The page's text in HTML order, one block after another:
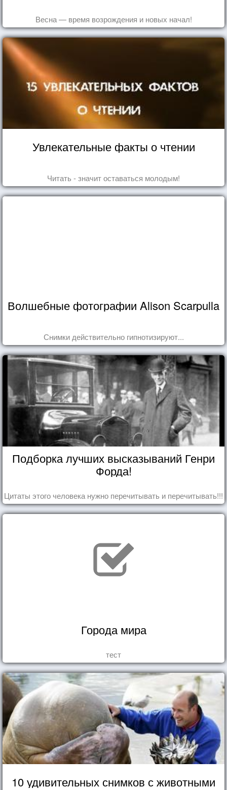
Весна — время возрождения и новых начал!
Увлекательные факты о чтении
Читать - значит оставаться молодым!
Волшебные фотографии Alison Scarpulla
Снимки действительно гипнотизируют...
Подборка лучших высказываний Генри
Форда!
Цитаты этого человека нужно перечитывать и перечитывать!!!
Города мира
тест
10 удивительных снимков с животными